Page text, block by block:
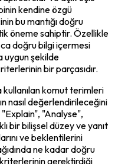
kendine özgü
bu mantığı doğru
öneme sahiptir. Özellikle
doğru bilgi içermesi
uygun şekilde
bir parçasıdır.
kullanılan komut terimleri
nasıl değerlendirileceğini
"Explain", "Analyse",
bir bilişsel düzey ve yanıt
ve beklentilerini
ne kadar doğru
gerektirdiği